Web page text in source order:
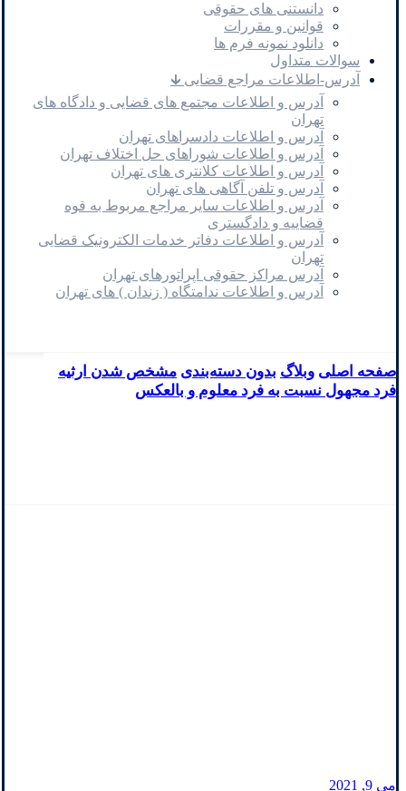
دانستنی های حقوقی
قوانین و مقررات
دانلود نمونه فرم ها
سوالات متداول
آدرس-اطلاعات مراجع قضایی 🡳
آدرس و اطلاعات مجتمع های قضایی و دادگاه های
تهران
آدرس و اطلاعات دادسراهای تهران
آدرس و اطلاعات شوراهای حل اختلاف تهران
آدرس و اطلاعات کلانتری های تهران
آدرس و تلفن آگاهی های تهران
آدرس و اطلاعات سایر مراجع مربوط به قوه
قضاییه و دادگستری
آدرس و اطلاعات دفاتر خدمات الکترونیک قضایی
تهران
آدرس مراکز حقوقی اپراتورهای تهران
آدرس و اطلاعات ندامتگاه ( زندان ) های تهران
صفحه اصلی وبلاگ بدون دسته‌بندی مشخص شدن ارثیه
فرد مجهول نسبت به فرد معلوم و بالعکس
می 9, 2021